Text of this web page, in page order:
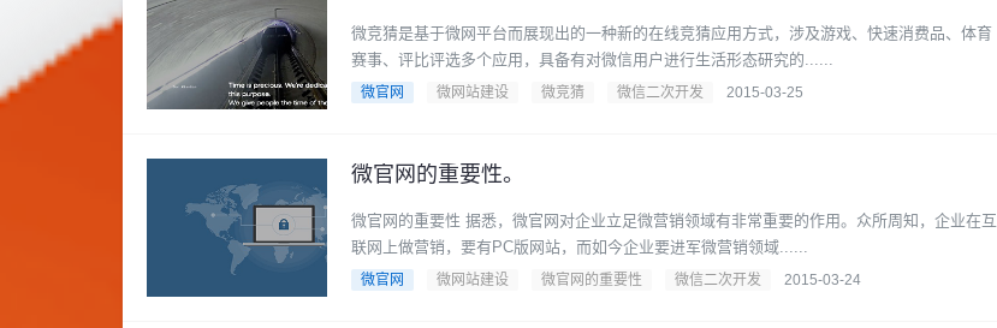
微竞猜是基于微网平台而展现出的一种新的在线竞猜应用方式，涉及游戏、快速消费品、体育
赛事、评比评选多个应用，具备有对微信用户进行生活形态研究的......
微官网 微网站建设 微竞猜 微信二次开发 2015-03-25
微官网的重要性。
微官网的重要性 据悉，微官网对企业立足微营销领域有非常重要的作用。众所周知，企业在互
联网上做营销，要有PC版网站，而如今企业要进军微营销领域......
微官网 微网站建设 微官网的重要性 微信二次开发 2015-03-24